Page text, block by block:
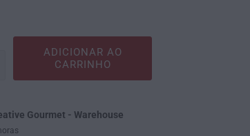
ADICIONAR AO
CARRINHO
Gourmet - Warehouse